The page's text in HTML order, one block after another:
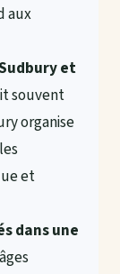
aux
et
souvent
organise
et
dans une